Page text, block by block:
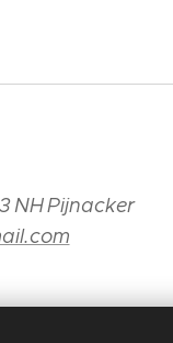
NH Pijnacker